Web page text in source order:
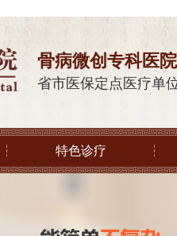
骨病微创专科医院
省市医保定点医疗单
特色诊疗